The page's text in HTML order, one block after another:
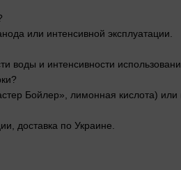
или интенсивной эксплуатации.
воды и интенсивности
Бойлер», лимонная кислота) или
доставка по Украине.